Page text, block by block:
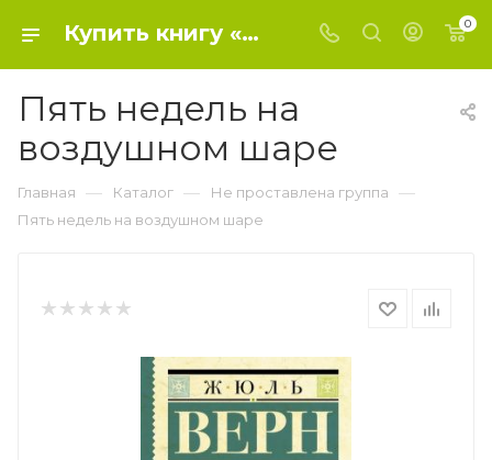
Купить книгу «Пять недель на воздушном шаре» 2021, Верн Ж. - Не проставлена группа 0
Пять недель на
воздушном шаре
Главная — Каталог — Не проставлена группа —
Пять недель на воздушном шаре